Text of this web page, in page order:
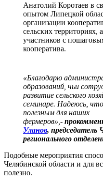
Анатолий Коротаев в
опытом Липецкой
организации
сельских территориях,
участников с
кооператива.
«Благодарю
образований, чьи
развитие сельского
семинаре. Надеюсь,
полезным для наших
фермеров»,-
Уланов, председатель
регионального
Подобные мероприятия
Челябинской области и для
полезно.